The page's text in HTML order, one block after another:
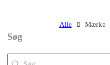
Alle Mærke
Søg
Søg
Søg